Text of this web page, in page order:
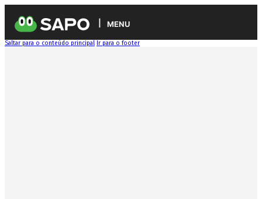
MENU
Saltar para o conteúdo principal Ir para o footer